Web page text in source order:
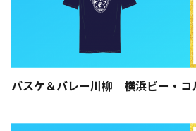
バスケ＆バレー川柳 横浜ビー・コ